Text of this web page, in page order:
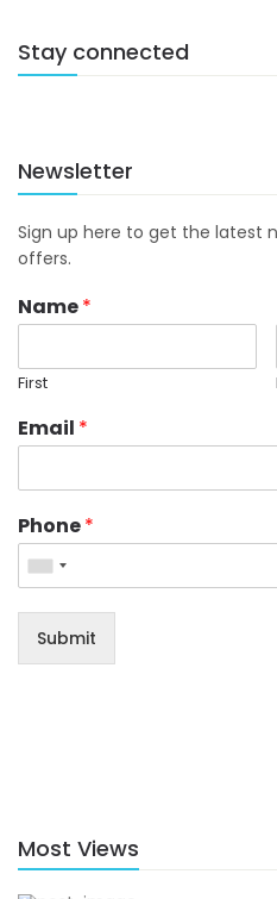
Stay connected
Newsletter
Sign up here to get the latest
offers.
Name*
First
Email *
Phone*
Submit
Most Views